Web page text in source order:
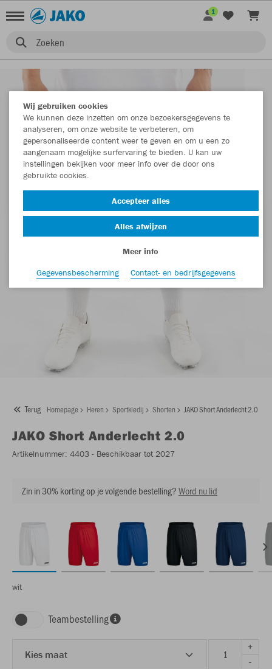
Zoeken
1
Terug Homepage Heren Sportkledij Shorten JAKO Short Anderlecht 2.0
JAKO Short Anderlecht 2.0
Artikelnummer: 4403 - Beschikbaar tot 2027
Zin in 30% korting op je volgende bestelling?Word nu lid
wit
Teambestelling
Kies maat
+
-
Wij gebruiken cookies
We kunnen deze inzetten om onze bezoekersgegevens te
analyseren, om onze website te verbeteren, om
gepersonaliseerde content weer te geven en om u een zo
aangenaam mogelijke surfervaring te bieden. U kan uw
instellingen bekijken voor meer info over de door ons
gebruikte cookies.
Accepteer alles
Alles afwijzen
Meer info
Gegevensbescherming
Contact- en bedrijfsgegevens